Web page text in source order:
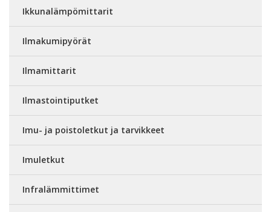
Ikkunalämpömittarit
Ilmakumipyörät
Ilmamittarit
Ilmastointiputket
Imu- ja poistoletkut ja tarvikkeet
Imuletkut
Infralämmittimet